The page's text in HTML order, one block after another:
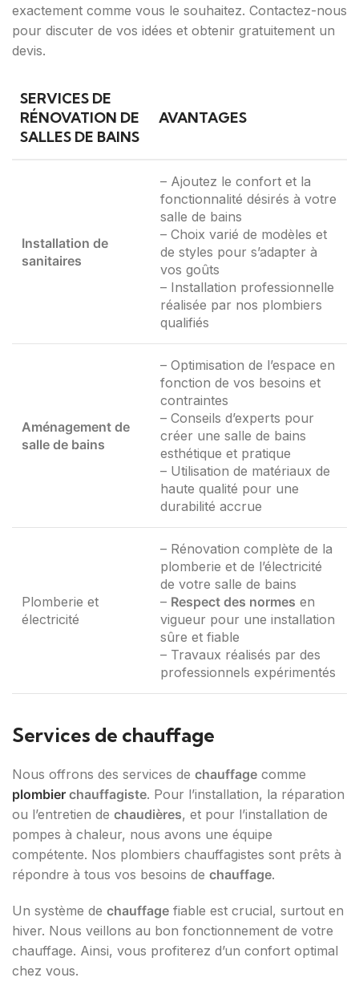
exactement comme vous le souhaitez. Contactez-nous
pour discuter de vos idées et obtenir gratuitement un
devis.
SERVICES DE
RÉNOVATION DE
SALLES DE BAINS
AVANTAGES
Installation de
sanitaires
– Ajoutez le confort et la
fonctionnalité désirés à votre
salle de bains
– Choix varié de modèles et
de styles pour s’adapter à
vos goûts
– Installation professionnelle
réalisée par nos plombiers
qualifiés
Aménagement de
salle de bains
– Optimisation de l’espace en
fonction de vos besoins et
contraintes
– Conseils d’experts pour
créer une salle de bains
esthétique et pratique
– Utilisation de matériaux de
haute qualité pour une
durabilité accrue
Plomberie et
électricité
– Rénovation complète de la
plomberie et de l’électricité
de votre salle de bains
– Respect des normes en
vigueur pour une installation
sûre et fiable
– Travaux réalisés par des
professionnels expérimentés
Services de chauffage
Nous offrons des services de chauffage comme
plombier chauffagiste. Pour l’installation, la réparation
ou l’entretien de chaudières, et pour l’installation de
pompes à chaleur, nous avons une équipe
compétente. Nos plombiers chauffagistes sont prêts à
répondre à tous vos besoins de chauffage.
Un système de chauffage fiable est crucial, surtout en
hiver. Nous veillons au bon fonctionnement de votre
chauffage. Ainsi, vous profiterez d’un confort optimal
chez vous.